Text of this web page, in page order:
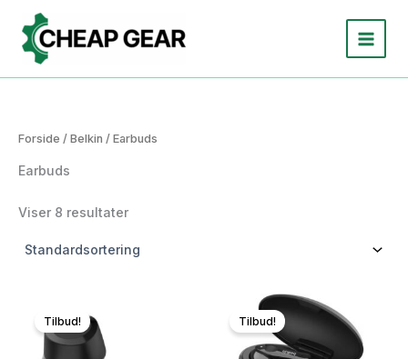
indholdet
Forside / Belkin / Earbuds
Earbuds
Viser 8 resultater
Tilbud! Tilbud!